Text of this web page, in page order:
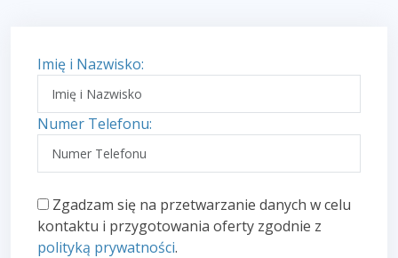
Imię i Nazwisko:
Numer Telefonu:
Zgadzam się na przetwarzanie danych w celu
kontaktu i przygotowania oferty zgodnie z
polityką prywatności.